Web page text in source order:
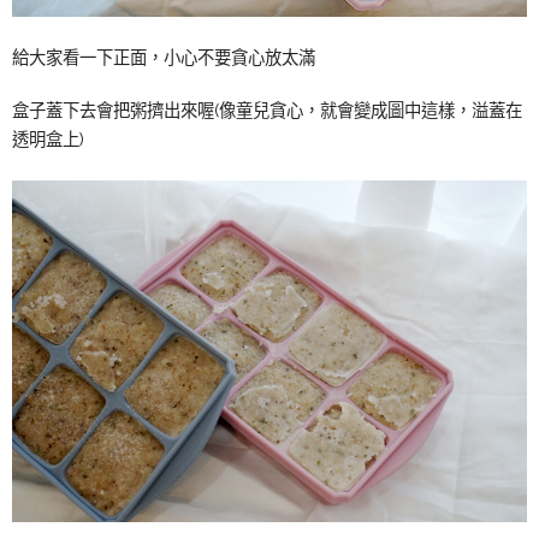
給大家看一下正面，小心不要貪心放太滿
盒子蓋下去會把粥擠出來喔(像童兒貪心，就會變成圖中這樣，溢蓋在
透明盒上)